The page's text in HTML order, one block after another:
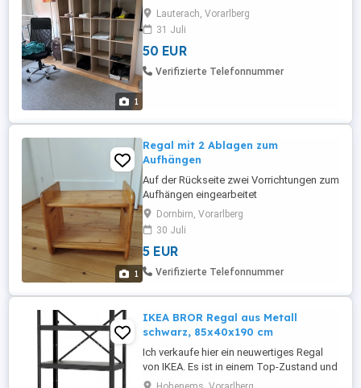
1
Lauterach, Vorarlberg
31 Juli
50 EUR
Verifizierte Telefonnummer
1
Regal mit 2 Ablagen zum
Aufhängen
Auf der Rückseite zwei Vorrichtungen zum
Aufhängen eingearbeitet
Dornbirn, Vorarlberg
30 Juli
5 EUR
Verifizierte Telefonnummer
IKEA BROR Regal aus Metall
schwarz, 85x40x190 cm
Ich verkaufe hier ein neuwertiges Regal
von IKEA. Es ist in einem Top-Zustand und
wurde so gut wie nicht benutzt. Aufgrund